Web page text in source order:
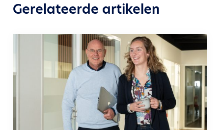
Gerelateerde artikelen